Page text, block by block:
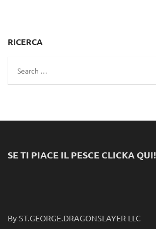
RICERCA
Search
for:
SE TI PIACE IL PESCE CLICKA QUI!
By ST.GEORGE.DRAGONSLAYER LLC